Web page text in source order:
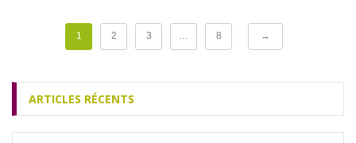
1 2 3 … 8 →
ARTICLES RÉCENTS